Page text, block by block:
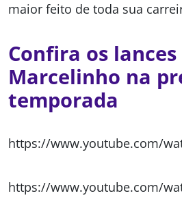
maior feito de toda sua
Confira os lances
Marcelinho na
temporada
https://www.youtube.com/
https://www.youtube.com/